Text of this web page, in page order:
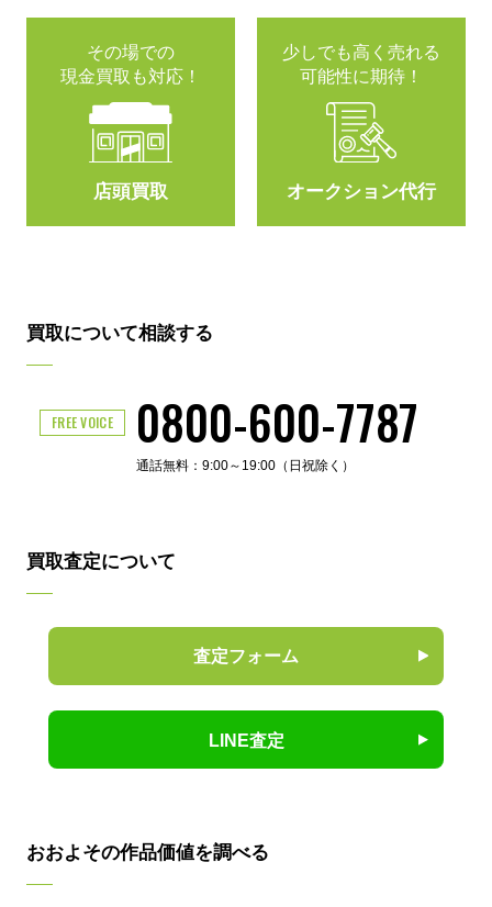
その場での
現金買取も対応！
店頭買取
少しでも高く売れる
可能性に期待！
オークション代行
買取について相談する
FREE VOICE 0800-600-7787
通話無料：9:00～19:00（日祝除く）
買取査定について
査定フォーム
LINE査定
おおよその作品価値を調べる